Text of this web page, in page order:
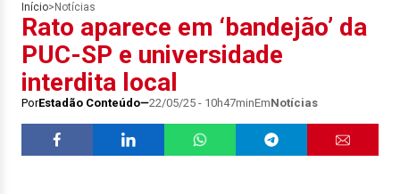
Início> Notícias
Rato aparece em ‘bandejão’ da
PUC-SP e universidade
interdita local
PorEstadão Conteúdo 22/05/25 - 10h47minEmNotícias